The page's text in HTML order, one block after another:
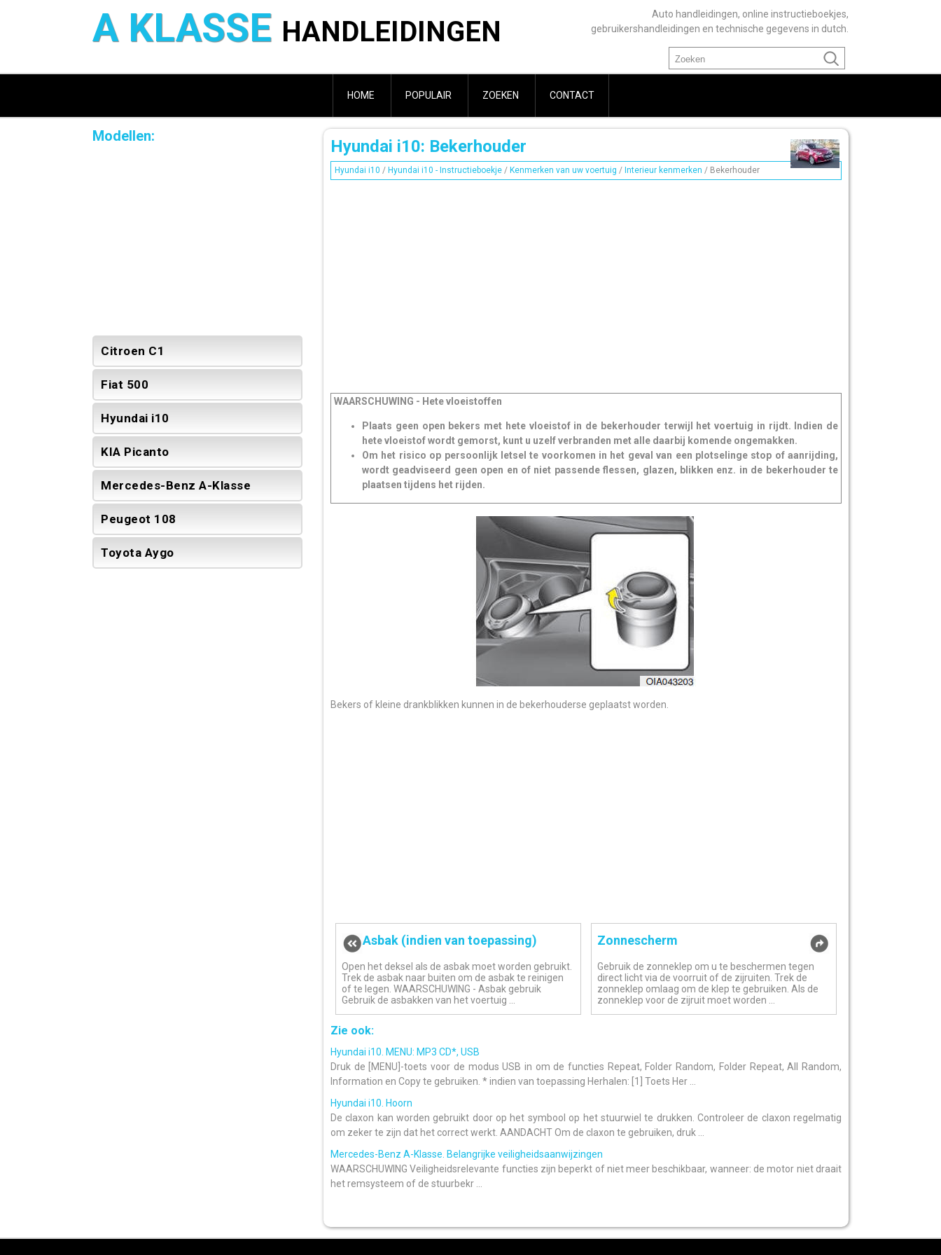
A KLASSE HANDLEIDINGEN
Auto handleidingen, online instructieboekjes,
gebruikershandleidingen en technische gegevens in dutch.
HOME POPULAIR ZOEKEN CONTACT
Hyundai i10: Bekerhouder
Hyundai i10 / Hyundai i10 - Instructieboekje / Kenmerken van uw voertuig / Interieur kenmerken / Bekerhouder
WAARSCHUWING - Hete vloeistoffen
Plaats geen open bekers met hete vloeistof in de bekerhouder terwijl het voertuig in rijdt. Indien de
hete vloeistof wordt gemorst, kunt u uzelf verbranden met alle daarbij komende ongemakken.
Om het risico op persoonlijk letsel te voorkomen in het geval van een plotselinge stop of aanrijding,
wordt geadviseerd geen open en of niet passende flessen, glazen, blikken enz. in de bekerhouder te
plaatsen tijdens het rijden.
Bekers of kleine drankblikken kunnen in de bekerhouderse geplaatst worden.
Asbak (indien van toepassing)
Open het deksel als de asbak moet worden gebruikt.
Trek de asbak naar buiten om de asbak te reinigen
of te legen. WAARSCHUWING - Asbak gebruik
Gebruik de asbakken van het voertuig ...
Zonnescherm
Gebruik de zonneklep om u te beschermen tegen
direct licht via de voorruit of de zijruiten. Trek de
zonneklep omlaag om de klep te gebruiken. Als de
zonneklep voor de zijruit moet worden ...
Zie ook:
Hyundai i10. MENU: MP3 CD*, USB
Druk de [MENU]-toets voor de modus USB in om de functies Repeat, Folder Random, Folder Repeat, All Random,
Information en Copy te gebruiken. * indien van toepassing Herhalen: [1] Toets Her ...
Hyundai i10. Hoorn
De claxon kan worden gebruikt door op het symbool op het stuurwiel te drukken. Controleer de claxon regelmatig
om zeker te zijn dat het correct werkt. AANDACHT Om de claxon te gebruiken, druk ...
Mercedes-Benz A-Klasse. Belangrijke veiligheidsaanwijzingen
WAARSCHUWING Veiligheidsrelevante functies zijn beperkt of niet meer beschikbaar, wanneer: de motor niet draait
het remsysteem of de stuurbekr ...
Modellen:
Citroen C1
Fiat 500
Hyundai i10
KIA Picanto
Mercedes-Benz A-Klasse
Peugeot 108
Toyota Aygo